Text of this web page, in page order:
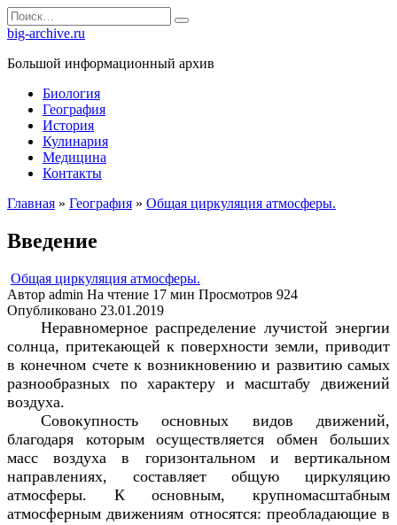
Перейти
к
содержанию
Search
for:
big-archive.ru
Большой информационный архив
Биология
География
История
Кулинария
Медицина
Контакты
Главная » География » Общая циркуляция атмосферы.
Введение
Общая циркуляция атмосферы.
Автор admin На чтение 17 мин Просмотров 924
Опубликовано 23.01.2019
Неравномерное распределение лучистой энергии
солнца, притекающей к поверхности земли, приводит
в конечном счете к возникновению и развитию самых
разнообразных по характеру и масштабу движений
воздуха.
Совокупность основных видов движений,
благодаря которым осуществляется обмен больших
масс воздуха в горизонтальном и вертикальном
направлениях, составляет общую циркуляцию
атмосферы. К основным, крупномасштабным
атмосферным движениям относятся: преобладающие в